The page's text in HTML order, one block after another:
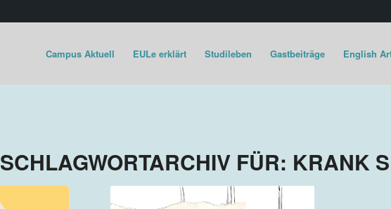
Campus Aktuell EULe erklärt Studileben Gastbeiträge English
SCHLAGWORTARCHIV FÜR: KRANK